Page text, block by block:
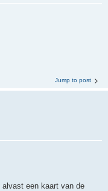
Jump to post
een kaart van de